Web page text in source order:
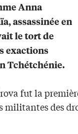
Anna
assassinée en
le tort de
exactions
Tchétchénie.
fut la
militantes des